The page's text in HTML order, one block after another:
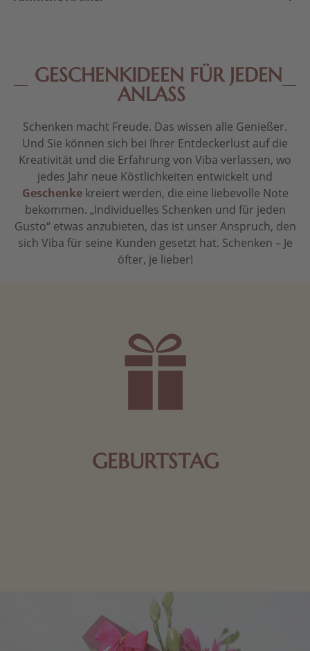
GESCHENKIDEEN FÜR JEDEN
ANLASS
Schenken macht Freude. Das wissen alle Genießer.
Und Sie können sich bei Ihrer Entdeckerlust auf die
Kreativität und die Erfahrung von Viba verlassen, wo
jedes Jahr neue Köstlichkeiten entwickelt und
Geschenkekreiert werden, die eine liebevolle Note
bekommen. „Individuelles Schenken und für jeden
Gusto“ etwas anzubieten, das ist unser Anspruch, den
sich Viba für seine Kunden gesetzt hat. Schenken – Je
öfter, je lieber!
GEBURTSTAG